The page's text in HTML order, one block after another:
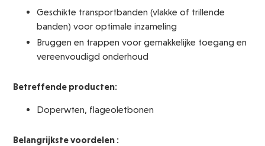
Geschikte transportbanden (vlakke of trillende
banden) voor optimale inzameling
Bruggen en trappen voor gemakkelijke toegang en
vereenvoudigd onderhoud
Betreffende producten:
Doperwten, flageoletbonen
Belangrijkste voordelen :